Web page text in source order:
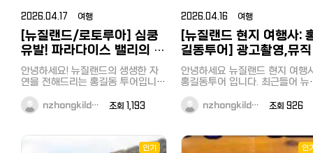
도 면세가 가능하며, 본 쿠폰의 대상
입니다. ※외국공관 등 (대사관) 면세
는 대상에서 제외됩니다. 【대상 점
포】 일본 내 돈키호테, APITA,
PIAGO (일부 점포 제외) 【이용 방
법】 ① 이하의 쿠폰 배너를 클릭하
면, 쿠폰 화면으로 이동합니다. ② 쿠
폰 화면을 계산 시, 직원에게 제시해
주시길 바랍니다. ③ 마지막으로「사
용」버튼을 누릅니다. ※고객님께 스
고 있습니다. 【주의사항】 본 쿠폰은,
세금 불포함 10,000엔 이상 면세로
터 매칭 — 입장 순서대로 우선
마에칸 등) 4. 솔직한 피드백 1
식대 환급 (절차 간단, 매칭 전 안
지금이 유리한 이유: 1기는 소수
예만. 입장 순서 = 우선순위(전
록). 인원 차면 게시글 내려갑니
(区) / 닉네임(영어) 예) 0609 /
주쿠 / Tom (지역 구분용, 한 번
https://open.kakao.com/o/
일본인·외국인 → LINE 오픈챗
2026.04.17 여행
[뉴질랜드/로토루아] 심쿵
유발! 파라다이스 밸리의 귀
여운 동물 친구들 (with 홍
길동 투어)
안녕하세요! 뉴질랜드의 생생한 자
연을 전해드리는 홍길동 투어입니
링'되는 장소, 파라다이스 밸리 스프
링스(Paradise Valley Springs)의
요. 동물 좋아하는 분들이라면 눈을
뗄 수 없는 시간이 될 거예요! 1. 눈망
nzhongkild… 조회 1,193
2026.04.16 여행
[뉴질랜드 현지 여행사:
길동투어] 광고촬영,뮤
디오,다큐멘터리 그리고
수지역 방문은 홍길동투
와 함께…
안녕하세요 뉴질랜드 현지 여행사
홍길동투어 입니다. 최근들어 뉴질
오는 일이 많아졌었는데요 태연,그
리고 마마무의 뮤직비디오를 뉴
에 대한 관심이 뜨겁기도 했었는
이미 그전에 아빠어디가, VJ특공대,
nzhongkild… 조회 926
인기 인